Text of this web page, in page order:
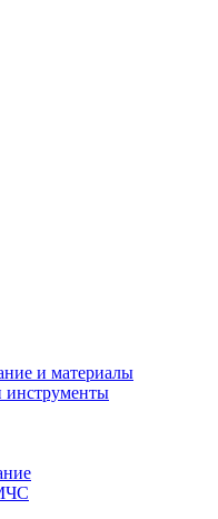
и материалы
инструменты